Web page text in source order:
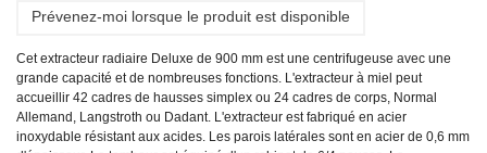
Prévenez-moi lorsque le produit est disponible
Cet extracteur radiaire Deluxe de 900 mm est une centrifugeuse avec une
grande capacité et de nombreuses fonctions. L'extracteur à miel peut
accueillir 42 cadres de hausses simplex ou 24 cadres de corps, Normal
Allemand, Langstroth ou Dadant. L'extracteur est fabriqué en acier
inoxydable résistant aux acides. Les parois latérales sont en acier de 0,6 mm